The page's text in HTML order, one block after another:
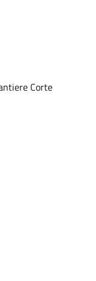
Corte